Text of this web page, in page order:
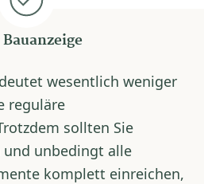
wesentlich weniger
reguläre
sollten Sie
unbedingt alle
komplett einreichen,